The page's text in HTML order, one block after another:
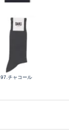
97.チャコール